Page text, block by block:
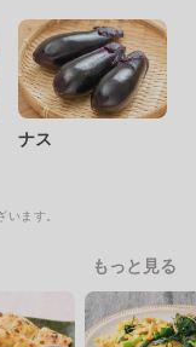
ナス
ます。
もっと見る